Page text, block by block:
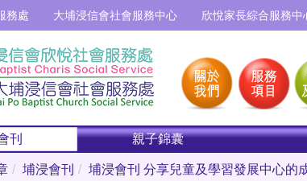
務處 大埔浸信會社會服務中心 欣悅家長綜合服務中
刊 親子錦囊
埔浸會刊 埔浸會刊 分享兒童及學習發展中心的